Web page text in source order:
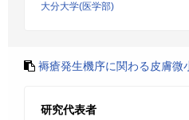
大分大学(医学部)
褥瘡発生機序に関わる皮膚微
研究代表者